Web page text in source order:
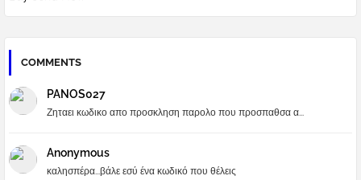
COMMENTS
PANOS027
Ζηταει κωδικο απο προσκληση παρολο που προσπαθσα α...
Anonymous
καλησπέρα...βάλε εσύ ένα κωδικό που θέλεις